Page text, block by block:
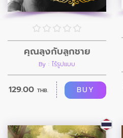
คุณลุงกับลูกชาย
By : ไร้รูปแบบ
129.00 THB. BUY